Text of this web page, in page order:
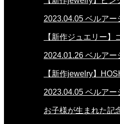
2023.04.05 ベルアー
【新作ジュエリー
2024.01.26 ベルアー
【新作jewelry】
2023.04.05 ベルアー
お子様が生まれた記